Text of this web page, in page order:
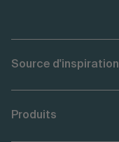
Source d'inspiration
Produits